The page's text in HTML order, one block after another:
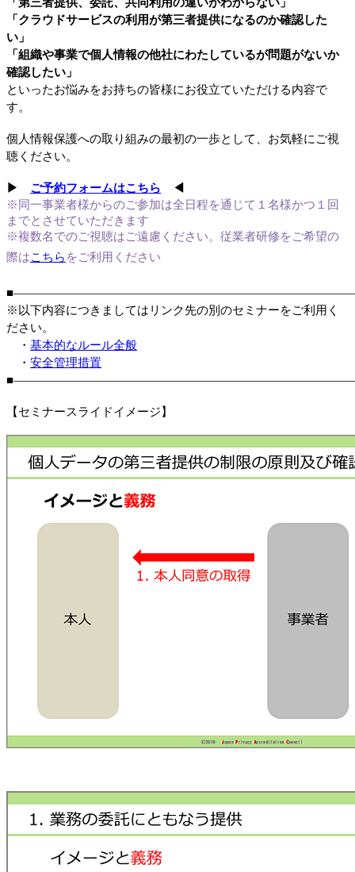
「クラウドサービスの利用が第三者提供になるのか確認した
い」
「組織や事業で個人情報の他社にわたしているが問題がないか
確認したい」
といったお悩みをお持ちの皆様にお役立ていただける内容で
す。
個人情報保護への取り組みの最初の一歩として、お気軽にご視
聴ください。
▶ ご予約フォームはこちら
◀
※同一事業者様からのご参加は全日程を通じて１名様かつ １回
までとさせていただきます
※複数名でのご視聴はご遠慮ください。 従業者研修をご希望の
際はこちら をご利用ください
※以下内容につきましてはリンク先の別のセミナーをご利用く
ださい。
・ 基本的なルール全般
・ 安全管理措置
【セミナースライドイメージ】